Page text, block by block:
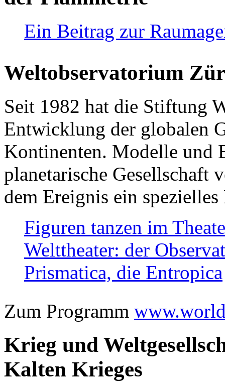
Ein Beitrag zur
Weltobservatorium
Seit 1982 hat die Stiftung
Entwicklung der globalen
Kontinenten. Modelle und
planetarische Gesellschaft
dem Ereignis ein
Figuren tanzen im
Welttheater: der
Prismatica, die Entropica
Zum Programm
Krieg und
Kalten Krieges